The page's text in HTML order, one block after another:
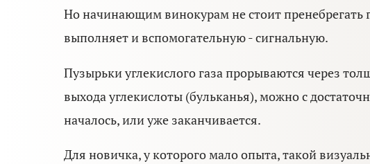
Но начинающим винокурам не стоит
выполняет и вспомогательную - сигнальную.
Пузырьки углекислого газа прорываются через
выхода углекислоты (бульканья), можно с
началось, или уже заканчивается.
Для новичка, у которого мало опыта, такой